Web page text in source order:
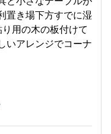
置き場下方すでに湿
用の木の板付けて
いアレンジでコーナ